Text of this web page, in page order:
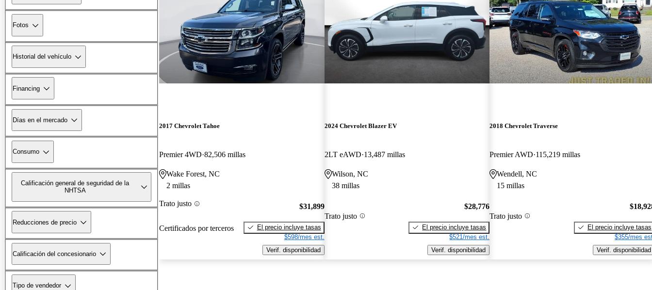
Fotos
Historial del vehículo
Financing
Días en el mercado
Consumo
Calificación general de seguridad de la
NHTSA
Reducciones de precio
Calificación del concesionario
Tipo de vendedor
2017 Chevrolet Tahoe
Premier 4WD 82,506 millas
Wake Forest, NC
2 millas
Trato justo
Certificados por terceros
$31,899
El precio incluye tasas
$598/mes est.
Verif. disponibilidad
2024 Chevrolet Blazer EV
2LT eAWD 13,487 millas
Wilson, NC
38 millas
Trato justo
$28,776
El precio incluye tasas
$521/mes est.
Verif. disponibilidad
2018 Chevrolet Traverse
Premier AWD 115,219 millas
Wendell, NC
15 millas
Trato justo
El precio incluye tasas
$355/mes
Verif. disponibilidad